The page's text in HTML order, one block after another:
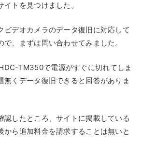
トを見つけました。
ビデオカメラのデータ復旧に対応して
、まずは問い合わせてみました。
TM350で電源がすぐに切れてしま
無くデータ復旧できると回答がありま
認したところ、サイトに掲載している
から追加料金を請求することは無いと